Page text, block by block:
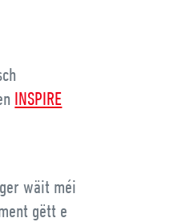
INSPIRE
wäit méi
gëtt e